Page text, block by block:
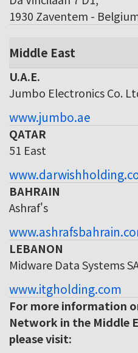
1930 Zaventem -
Middle East
U.A.E.
Jumbo Electronics Co.
www.jumbo.ae
QATAR
51 East
BAHRAIN
Ashraf's
LEBANON
Midware Data Systems
www.itgholding.com
For more information
Network in the Middle
please visit: